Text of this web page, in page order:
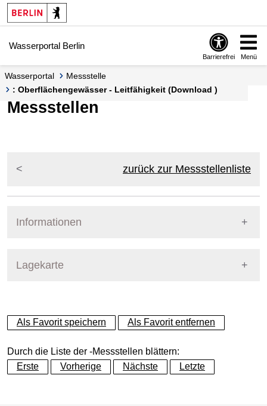
Springe zur Navigation
Springe zum Inhalt
Wasserportal Berlin
Barrierefrei Menü
Wasserportal
Messstelle
: Oberflächengewässer - Leitfähigkeit (Download )
Messstellen
zurück zur Messstellenliste
Informationen
Lagekarte
+
−
Als Favorit speichern Als Favorit entfernen
Durch die Liste der -Messstellen blättern:
Erste
Vorherige Nächste Letzte